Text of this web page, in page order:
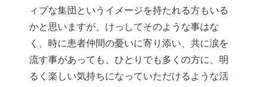
ィブな集団というイメージを持たれる方もいる
かと思いますが、けっしてそのような事はな
く、時に患者仲間の憂いに寄り添い、共に涙を
流す事があっても、ひとりでも多くの方に、明
るく楽しい気持ちになっていただけるような活